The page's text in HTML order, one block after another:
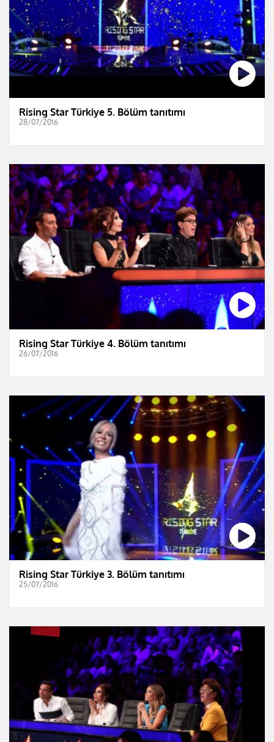
Rising Star Türkiye 5. Bölüm tanıtımı
28/07/2016
Rising Star Türkiye 4. Bölüm tanıtımı
26/07/2016
Rising Star Türkiye 3. Bölüm tanıtımı
25/07/2016